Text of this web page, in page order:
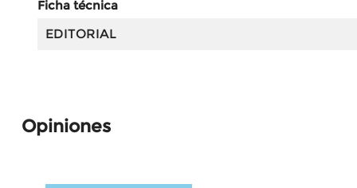
Ficha técnica
EDITORIAL
Opiniones